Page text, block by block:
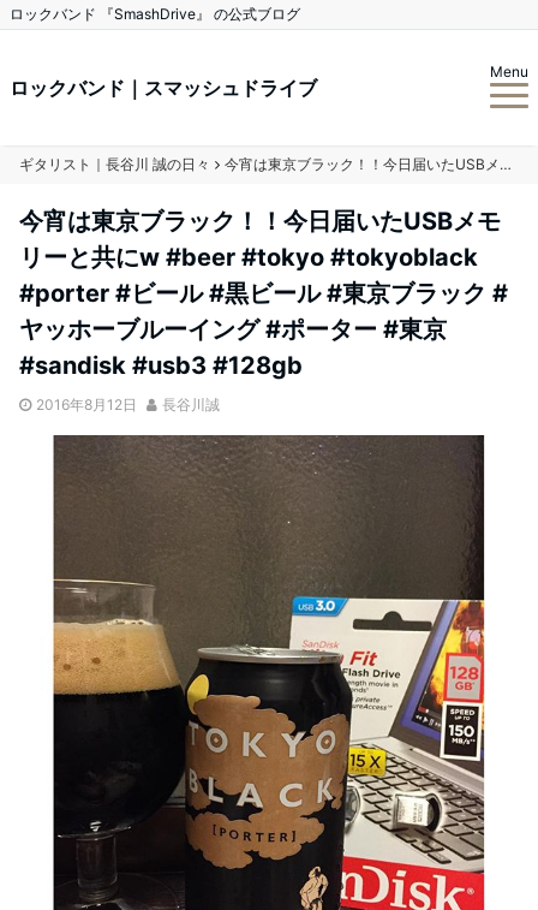
ロックバンド 『SmashDrive』 の公式ブログ
ロックバンド｜スマッシュドライブ
Menu
ギタリスト｜長谷川 誠の日々 今宵は東京ブラック！！今日届いたUSBメモリーと共にw #beer #tokyo #tokyoblack #porter #ビール #黒ビール #東京ブラック #ヤッホーブルーイング #ポーター #東京 #sandisk #usb3 #128gb
今宵は東京ブラック！！今日届いたUSBメモ
リーと共にw #beer #tokyo #tokyoblack
#porter #ビール #黒ビール #東京ブラック #
ヤッホーブルーイング #ポーター #東京
#sandisk #usb3 #128gb
2016年8月12日 長谷川誠